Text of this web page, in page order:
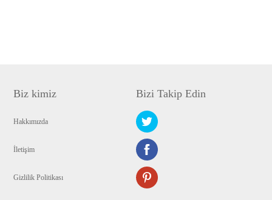
Biz kimiz
Hakkımızda
İletişim
Gizlilik Politikası
Bizi Takip Edin